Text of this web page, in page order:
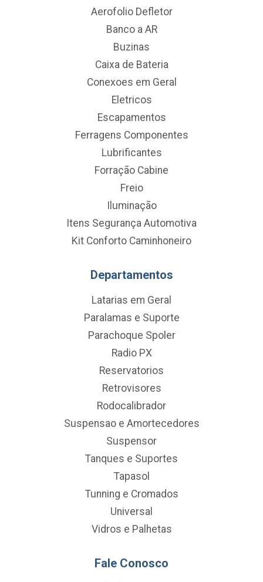
Aerofolio Defletor
Banco a AR
Buzinas
Caixa de Bateria
Conexoes em Geral
Eletricos
Escapamentos
Ferragens Componentes
Lubrificantes
Forração Cabine
Freio
Iluminação
Itens Segurança Automotiva
Kit Conforto Caminhoneiro
Departamentos
Latarias em Geral
Paralamas e Suporte
Parachoque Spoler
Radio PX
Reservatorios
Retrovisores
Rodocalibrador
Suspensao e Amortecedores
Suspensor
Tanques e Suportes
Tapasol
Tunning e Cromados
Universal
Vidros e Palhetas
Fale Conosco